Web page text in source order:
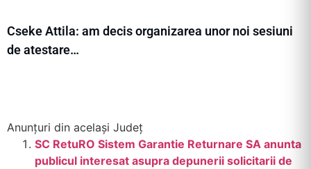
Cseke Attila: am decis organizarea unor noi sesiuni
de atestare…
Anunțuri din același Județ
SC RetuRO Sistem Garantie Returnare SA anunta
publicul interesat asupra depunerii solicitarii de